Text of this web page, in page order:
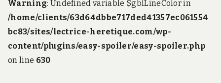
Warning: Undefined variable $gblLineColor in
/home/clients/63d64dbbe717ded41357ec061554
bc83/sites/lectrice-heretique.com/wp-
content/plugins/easy-spoiler/easy-spoiler.php
on line 630